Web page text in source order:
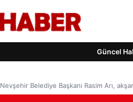
Güncel
Nevşehir Belediye Başkanı Rasim Arı,